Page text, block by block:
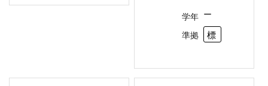
学年 ー
準拠
標